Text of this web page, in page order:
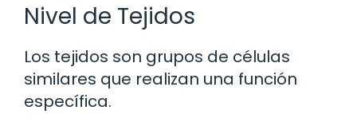
Nivel de Tejidos
Los tejidos son grupos de células
similares que realizan una función
específica.